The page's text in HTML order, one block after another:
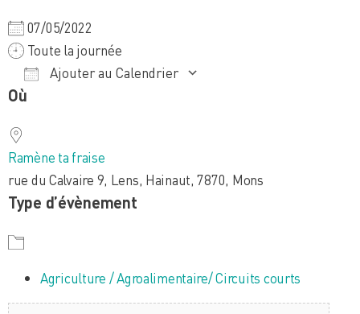
07/05/2022
Toute la journée
Ajouter au Calendrier
Où
Ramène ta fraise
rue du Calvaire 9, Lens, Hainaut, 7870, Mons
Type d’évènement
Agriculture / Agroalimentaire/ Circuits courts